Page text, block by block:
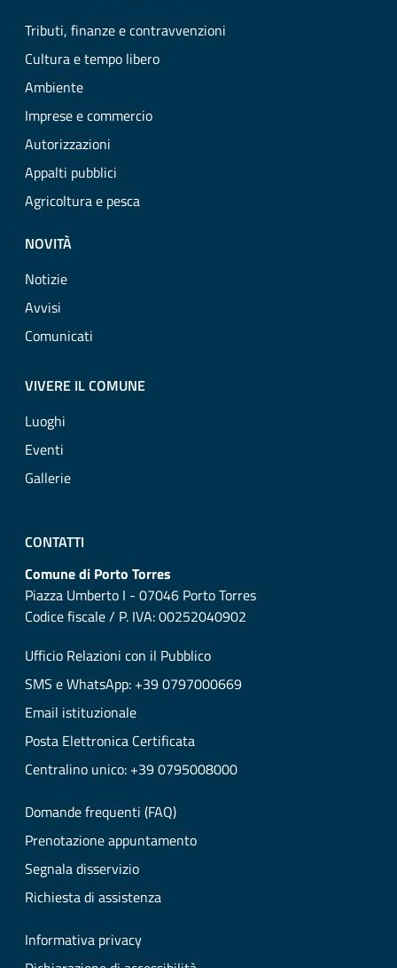
Tributi, finanze e contravvenzioni
Cultura e tempo libero
Ambiente
Imprese e commercio
Autorizzazioni
Appalti pubblici
Agricoltura e pesca
NOVITÀ
Notizie
Avvisi
Comunicati
VIVERE IL COMUNE
Luoghi
Eventi
Gallerie
CONTATTI
Comune di Porto Torres
Piazza Umberto I - 07046 Porto Torres
Codice fiscale / P. IVA: 00252040902
Ufficio Relazioni con il Pubblico
SMS e WhatsApp: +39 0797000669
Email istituzionale
Posta Elettronica Certificata
Centralino unico: +39 0795008000
Domande frequenti (FAQ)
Prenotazione appuntamento
Segnala disservizio
Richiesta di assistenza
Informativa privacy